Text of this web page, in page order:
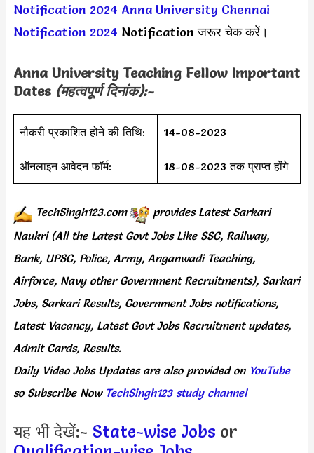
Notification 2024 Anna University Chennai
Notification 2024 Notification जरूर चेक करें।
Anna University Teaching Fellow Important
Dates (महत्वपूर्ण दिनांक):-
नौकरी प्रकाशित होने की तिथि: 14-08-2023
ऑनलाइन आवेदन फॉर्म: 18-08-2023 तक प्राप्त होंगे
TechSingh123.com provides Latest Sarkari
Naukri (All the Latest Govt Jobs Like SSC, Railway,
Bank, UPSC, Police, Army, Anganwadi Teaching,
Airforce, Navy other Government Recruitments), Sarkari
Jobs, Sarkari Results, Government Jobs notifications,
Latest Vacancy, Latest Govt Jobs Recruitment updates,
Admit Cards, Results.
Daily Video Jobs Updates are also provided onYouTube
so Subscribe Now TechSingh123 study channel
यह भी देखें:- State-wise Jobs or